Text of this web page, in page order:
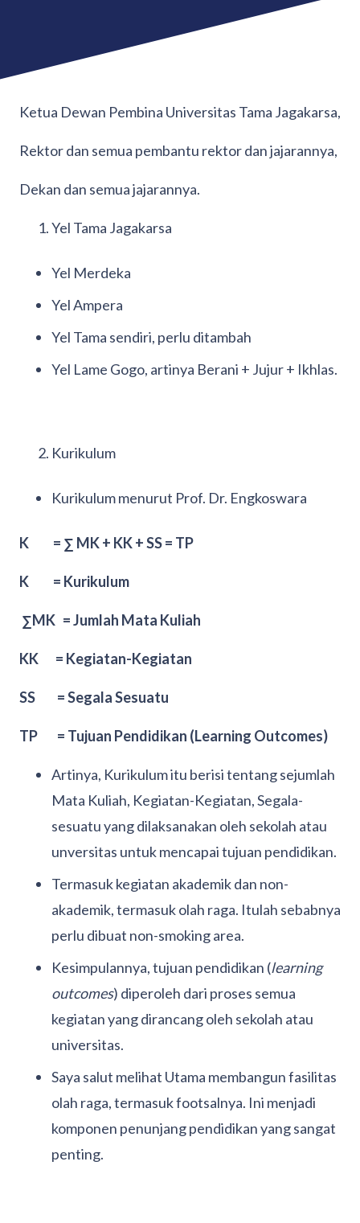
Ketua Dewan Pembina Universitas Tama Jagakarsa,
Rektor dan semua pembantu rektor dan jajarannya,
Dekan dan semua jajarannya.
Yel Tama Jagakarsa
Yel Merdeka
Yel Ampera
Yel Tama sendiri, perlu ditambah
Yel Lame Gogo, artinya Berani + Jujur + Ikhlas.
Kurikulum
Kurikulum menurut Prof. Dr. Engkoswara
K = ∑ MK + KK + SS = TP
K = Kurikulum
∑MK = Jumlah Mata Kuliah
KK = Kegiatan-Kegiatan
SS = Segala Sesuatu
TP = Tujuan Pendidikan (Learning Outcomes)
Artinya, Kurikulum itu berisi tentang sejumlah
Mata Kuliah, Kegiatan-Kegiatan, Segala-
sesuatu yang dilaksanakan oleh sekolah atau
unversitas untuk mencapai tujuan pendidikan.
Termasuk kegiatan akademik dan non-
akademik, termasuk olah raga. Itulah sebabnya
perlu dibuat non-smoking area.
Kesimpulannya, tujuan pendidikan (learning
outcomes) diperoleh dari proses semua
kegiatan yang dirancang oleh sekolah atau
universitas.
Saya salut melihat Utama membangun fasilitas
olah raga, termasuk footsalnya. Ini menjadi
komponen penunjang pendidikan yang sangat
penting.